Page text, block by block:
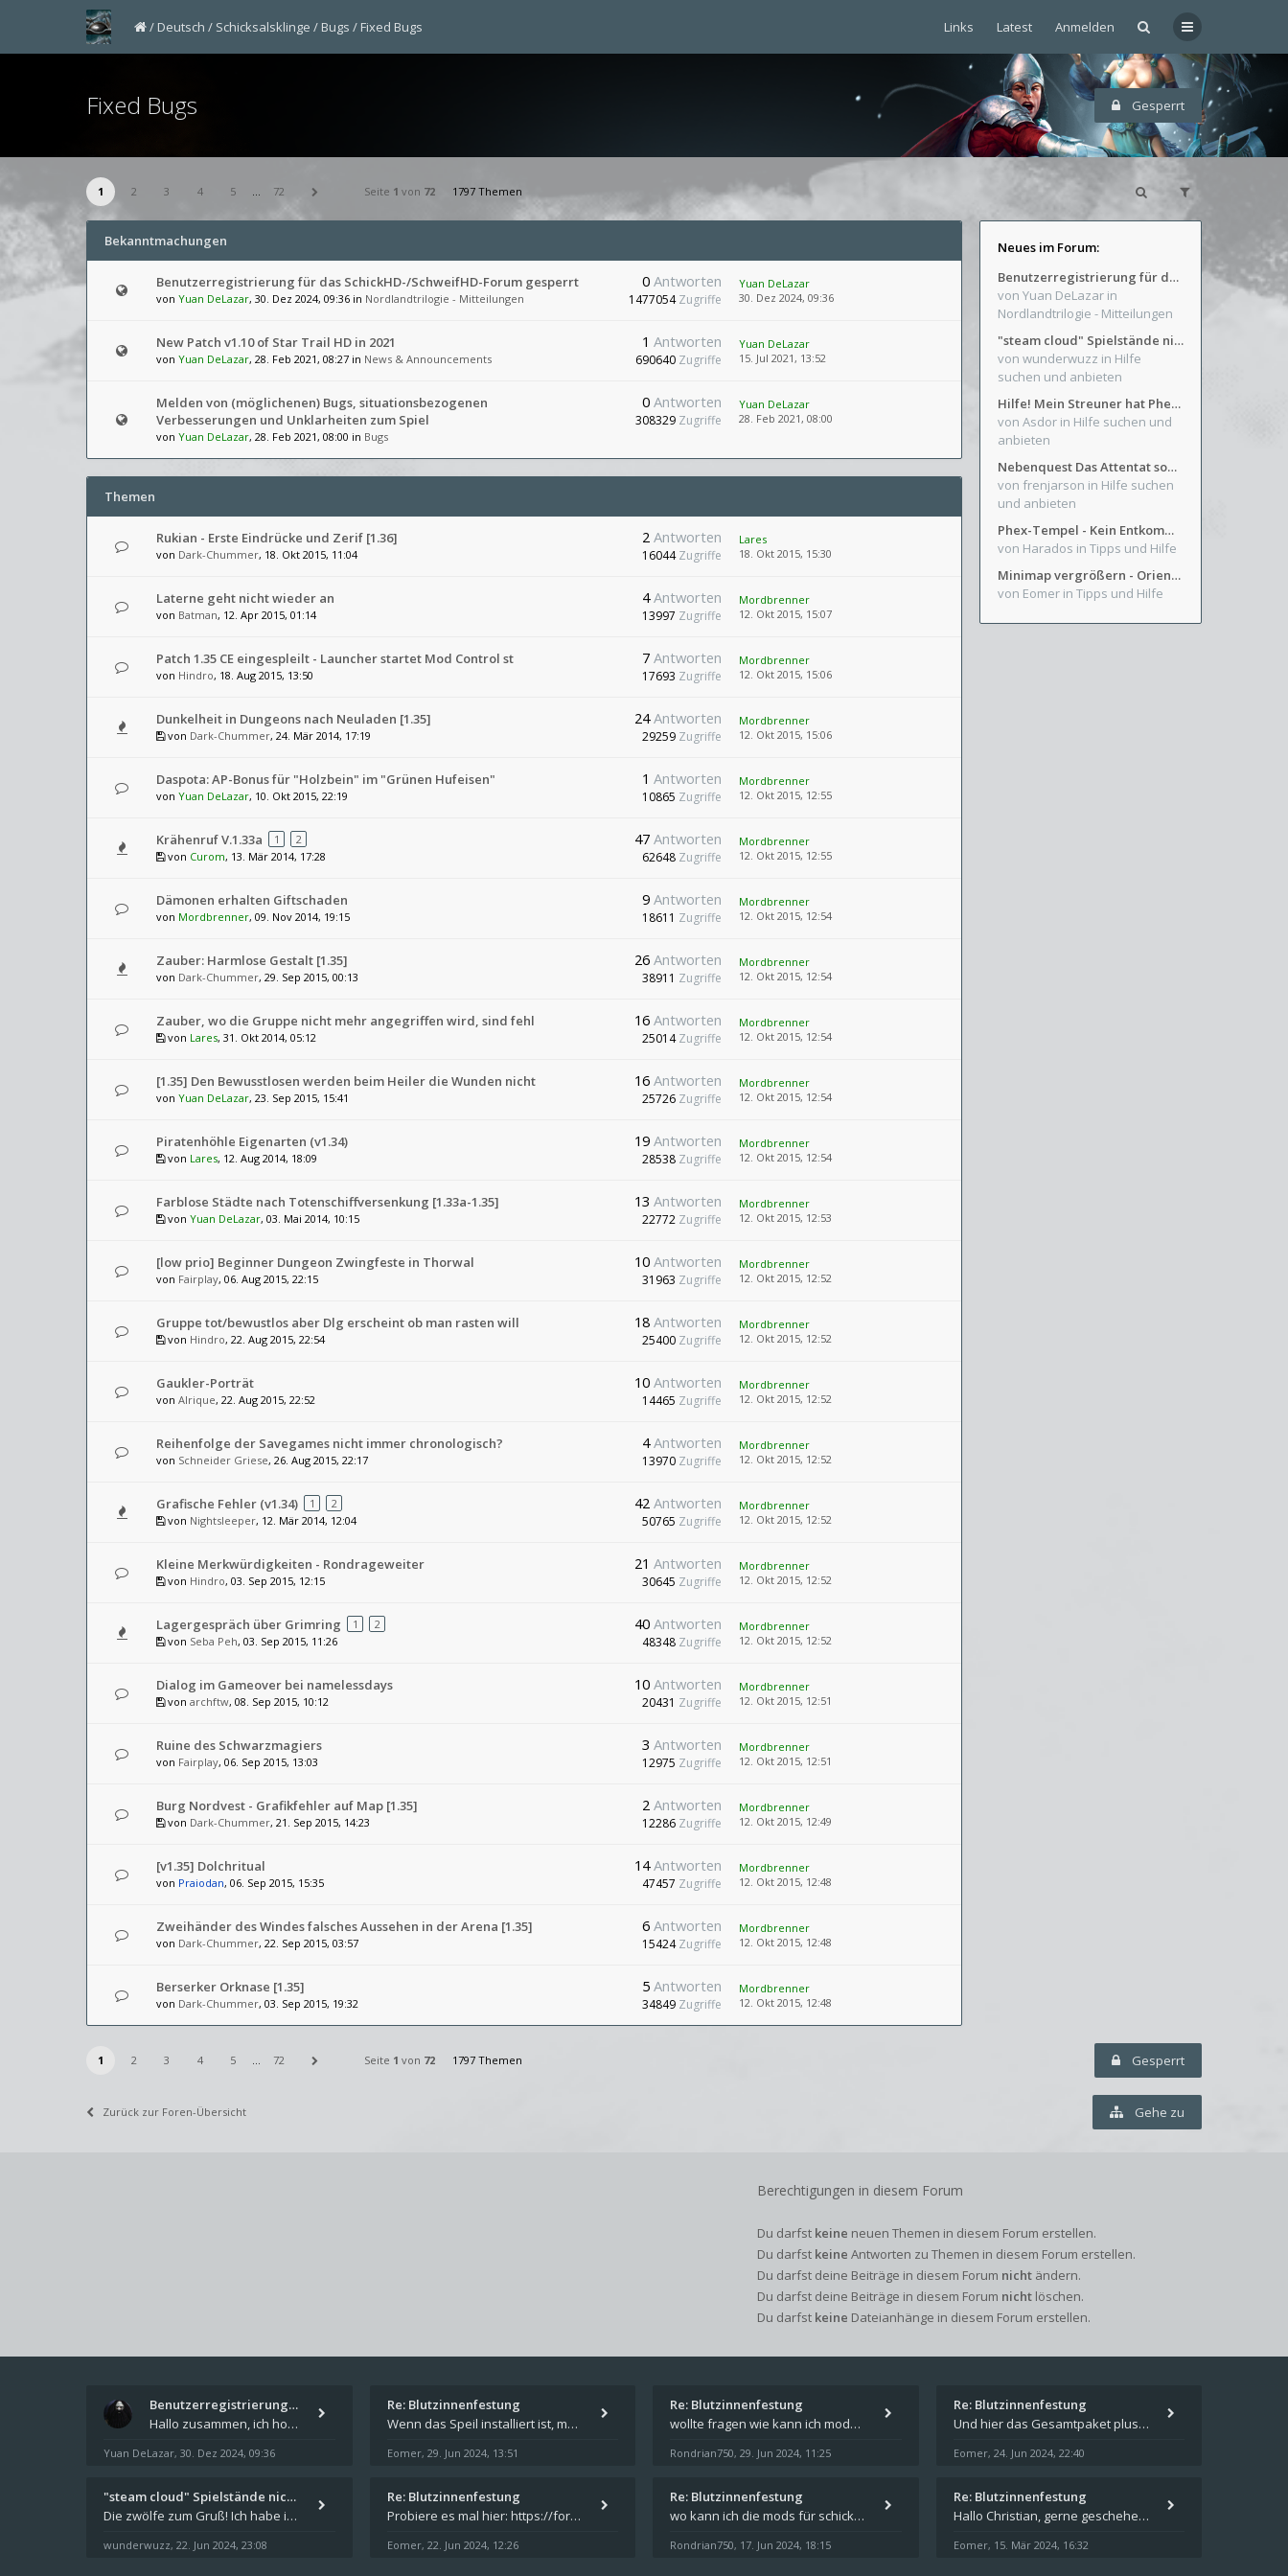
Links Latest Anmelden
Deutsch Schicksalsklinge Bugs Fixed Bugs
Fixed Bugs Gesperrt
1 2 3 4 5 … 72 Seite 1 von 72 1797 Themen
Bekanntmachungen
Benutzerregistrierung für das SchickHD-/SchweifHD-Forum gesperrt
von Yuan DeLazar, 30. Dez 2024, 09:36 in Nordlandtrilogie - Mitteilungen
0 Antworten
1477054Zugriffe
Yuan DeLazar
30. Dez 2024, 09:36
New Patch v1.10 of Star Trail HD in 2021
von Yuan DeLazar, 28. Feb 2021, 08:27 in News & Announcements
1 Antworten
690640 Zugriffe
Yuan DeLazar
15. Jul 2021, 13:52
Melden von (möglichenen) Bugs, situationsbezogenen
Verbesserungen und Unklarheiten zum Spiel
von Yuan DeLazar, 28. Feb 2021, 08:00 in Bugs
0 Antworten
308329 Zugriffe
Yuan DeLazar
28. Feb 2021, 08:00
Themen
Rukian - Erste Eindrücke und Zerif [1.36]
von Dark-Chummer, 18. Okt 2015, 11:04
2 Antworten
16044Zugriffe
Lares
18. Okt 2015, 15:30
Laterne geht nicht wieder an
von Batman, 12. Apr 2015, 01:14
4Antworten
13997 Zugriffe
Mordbrenner
12. Okt 2015, 15:07
Patch 1.35 CE eingespleilt - Launcher startet Mod Control st
von Hindro, 18. Aug 2015, 13:50
7 Antworten
17693 Zugriffe
Mordbrenner
12. Okt 2015, 15:06
Dunkelheit in Dungeons nach Neuladen [1.35]
von Dark-Chummer, 24. Mär 2014, 17:19
24Antworten
29259 Zugriffe
Mordbrenner
12. Okt 2015, 15:06
Daspota: AP-Bonus für "Holzbein" im "Grünen Hufeisen"
von Yuan DeLazar, 10. Okt 2015, 22:19
1 Antworten
10865 Zugriffe
Mordbrenner
12. Okt 2015, 12:55
Krähenruf V.1.33a 1
2
von Curom, 13. Mär 2014, 17:28
47 Antworten
62648 Zugriffe
Mordbrenner
12. Okt 2015, 12:55
Dämonen erhalten Giftschaden
von Mordbrenner, 09. Nov 2014, 19:15
9 Antworten
18611 Zugriffe
Mordbrenner
12. Okt 2015, 12:54
Zauber: Harmlose Gestalt [1.35]
von Dark-Chummer, 29. Sep 2015, 00:13
26 Antworten
38911 Zugriffe
Mordbrenner
12. Okt 2015, 12:54
Zauber, wo die Gruppe nicht mehr angegriffen wird, sind fehl
von Lares, 31. Okt 2014, 05:12
16 Antworten
25014Zugriffe
Mordbrenner
12. Okt 2015, 12:54
[1.35] Den Bewusstlosen werden beim Heiler die Wunden nicht
von Yuan DeLazar, 23. Sep 2015, 15:41
16 Antworten
25726 Zugriffe
Mordbrenner
12. Okt 2015, 12:54
Piratenhöhle Eigenarten (v1.34)
von Lares, 12. Aug 2014, 18:09
19 Antworten
28538 Zugriffe
Mordbrenner
12. Okt 2015, 12:54
Farblose Städte nach Totenschiffversenkung [1.33a-1.35]
von Yuan DeLazar, 03. Mai 2014, 10:15
13 Antworten
22772 Zugriffe
Mordbrenner
12. Okt 2015, 12:53
[low prio] Beginner Dungeon Zwingfeste in Thorwal
von Fairplay, 06. Aug 2015, 22:15
10 Antworten
31963 Zugriffe
Mordbrenner
12. Okt 2015, 12:52
Gruppe tot/bewustlos aber Dlg erscheint ob man rasten will
von Hindro, 22. Aug 2015, 22:54
18 Antworten
25400 Zugriffe
Mordbrenner
12. Okt 2015, 12:52
Gaukler-Porträt
von Alrique, 22. Aug 2015, 22:52
10 Antworten
14465 Zugriffe
Mordbrenner
12. Okt 2015, 12:52
Reihenfolge der Savegames nicht immer chronologisch?
von Schneider Griese, 26. Aug 2015, 22:17
4Antworten
13970 Zugriffe
Mordbrenner
12. Okt 2015, 12:52
Grafische Fehler (v1.34) 1
2
von Nightsleeper, 12. Mär 2014, 12:04
42 Antworten
50765 Zugriffe
Mordbrenner
12. Okt 2015, 12:52
Kleine Merkwürdigkeiten - Rondrageweiter
von Hindro, 03. Sep 2015, 12:15
21 Antworten
30645 Zugriffe
Mordbrenner
12. Okt 2015, 12:52
Lagergespräch über Grimring 1
2
von Seba Peh, 03. Sep 2015, 11:26
40 Antworten
48348 Zugriffe
Mordbrenner
12. Okt 2015, 12:52
Dialog im Gameover bei namelessdays
von archftw, 08. Sep 2015, 10:12
10 Antworten
20431 Zugriffe
Mordbrenner
12. Okt 2015, 12:51
Ruine des Schwarzmagiers
von Fairplay, 06. Sep 2015, 13:03
3 Antworten
12975 Zugriffe
Mordbrenner
12. Okt 2015, 12:51
Burg Nordvest - Grafikfehler auf Map [1.35]
von Dark-Chummer, 21. Sep 2015, 14:23
2 Antworten
12286 Zugriffe
Mordbrenner
12. Okt 2015, 12:49
[v1.35] Dolchritual
von Praiodan, 06. Sep 2015, 15:35
14Antworten
47457 Zugriffe
Mordbrenner
12. Okt 2015, 12:48
Zweihänder des Windes falsches Aussehen in der Arena [1.35]
von Dark-Chummer, 22. Sep 2015, 03:57
6 Antworten
15424Zugriffe
Mordbrenner
12. Okt 2015, 12:48
Berserker Orknase [1.35]
von Dark-Chummer, 03. Sep 2015, 19:32
5 Antworten
34849 Zugriffe
Mordbrenner
12. Okt 2015, 12:48
Neues im Forum:
Benutzerregistrierung für das SchickHD-/SchweifHD-Forum gesperrt
von Yuan DeLazar in
Nordlandtrilogie - Mitteilungen
"steam cloud" Spielstände nicht verfügbar
von wunderwuzz in Hilfe
suchen und anbieten
Hilfe! Mein Streuner hat Phexens Gunst verloren...
von Asdor in Hilfe suchen und
anbieten
Nebenquest Das Attentat sowie Beilunker Reiter und zwei kleine Ausrüstungsfragen
von frenjarson in Hilfe suchen
und anbieten
Phex-Tempel - Kein Entkommen aus Weinkeller/Bibliothek Trakt
von Harados in Tipps und Hilfe
Minimap vergrößern - Orientierung in Blutzinnen
von Eomer in Tipps und Hilfe
Gesperrt
1 2 3 4 5 … 72 Seite 1 von 72 1797 Themen
Zurück zur Foren-Übersicht Gehe zu
Berechtigungen in diesem Forum
Du darfst keine neuen Themen in diesem Forum erstellen.
Du darfst keine Antworten zu Themen in diesem Forum erstellen.
Du darfst deine Beiträge in diesem Forum nicht ändern.
Du darfst deine Beiträge in diesem Forum nicht löschen.
Du darfst keine Dateianhänge in diesem Forum erstellen.
Benutzerregistrierung für das…
Hallo zusammen, ich hoffe Ihr hattet schöne Feiertage und kommt auch gut ins neue Jahr. Ich schreibe hier kurz zur Infor
Yuan DeLazar, 30. Dez 2024, 09:36
Re: Blutzinnenfestung
Wenn das Speil installiert ist, müsste unter "Dokumente" auf Deinem Rechner ein Verzeichnis "blade of destiny" sein. Dar
Eomer, 29. Jun 2024, 13:51
Re: Blutzinnenfestung
wollte fragen wie kann ich mods für das spiel schicksalsklinge in das spieleverzeichnis kopieren und in welches
Rondrian750, 29. Jun 2024, 11:25
Re: Blutzinnenfestung
Und hier das Gesamtpaket plus Übersicht als Excel-Tabelle: https://forum.schicksalsklinge.com/viewtopic.php?f=239&t=156
Eomer, 24. Jun 2024, 22:40
"steam cloud" Spielstände nic…
Die zwölfe zum Gruß! Ich habe in den letzten Tagen Steam auf meinem Desktop PC mit Windows 11 installiert und über Steam
wunderwuzz, 22. Jun 2024, 23:08
Re: Blutzinnenfestung
Probiere es mal hier: https://forum.schicksalsklinge.com/viewtopic.php?f=239&t=15661
Eomer, 22. Jun 2024, 12:26
Re: Blutzinnenfestung
wo kann ich die mods für schicksalsklinge dsa downloaden
Rondrian750, 17. Jun 2024, 18:15
Re: Blutzinnenfestung
Hallo Christian, gerne geschehen! Ich freue mich, dass ich Dir weiterhelfen konnte - und das Forum weiter "lebt". Denn
Eomer, 15. Mär 2024, 16:32